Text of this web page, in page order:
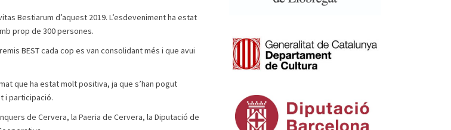
Bestiarum d’aquest 2019. L’esdeveniment ha estat
prop de 300 persones.
BEST cada cop es van consolidant més i que avui
que ha estat molt positiva, ja que s’han pogut
i participació.
de Cervera, la Paeria de Cervera, la Diputació de